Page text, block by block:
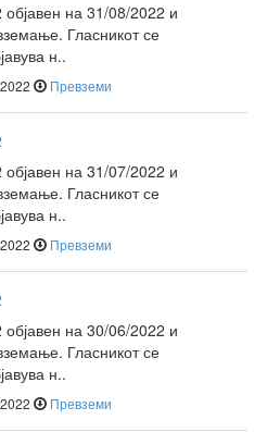
објавен на 31/08/2022 и
Гласникот се
н..
Превземи
објавен на 31/07/2022 и
Гласникот се
н..
Превземи
објавен на 30/06/2022 и
Гласникот се
н..
Превземи